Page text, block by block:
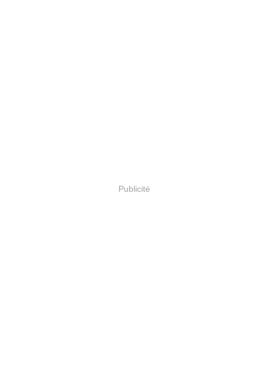
Publicité